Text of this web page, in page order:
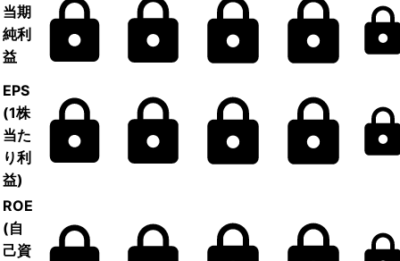
当期
純利
益
EPS
(1株
当た
り利
益)
ROE
(自
己資